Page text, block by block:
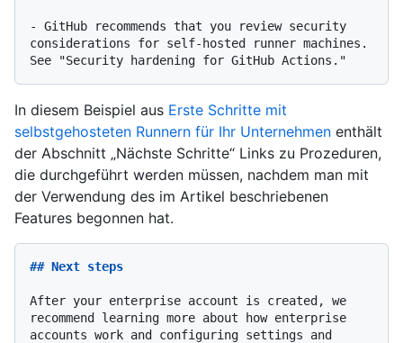
-
GitHub recommends that you review security
considerations for self-hosted runner machines.
In diesem Beispiel aus Erste Schritte mit
selbstgehosteten Runnern für Ihr Unternehmen enthält
der Abschnitt „Nächste Schritte“ Links zu Prozeduren,
die durchgeführt werden müssen, nachdem man mit
der Verwendung des im Artikel beschriebenen
Features begonnen hat.
## Next steps
After your enterprise account is created, we
recommend learning more about how enterprise
accounts work and configuring settings and